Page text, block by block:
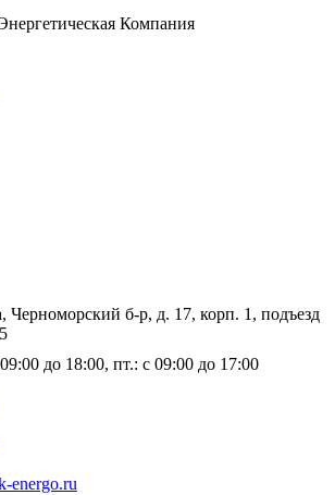
Компания
Черноморский б-р, д. 17, корп. 1, подъезд
до 18:00, пт.: c 09:00 до 17:00
energo.ru